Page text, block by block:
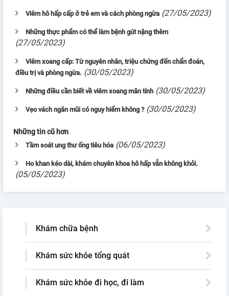
Viêm hô hấp cấp ở trẻ em và cách phòng ngừa (27/05/2023)
Những thực phẩm có thể làm bệnh gút nặng thêm
(27/05/2023)
Viêm xoang cấp: Từ nguyên nhân, triệu chứng đến chẩn đoán,
điều trị và phòng ngừa. (30/05/2023)
Những điều cần biết về viêm xoang mãn tính (30/05/2023)
Vẹo vách ngăn mũi có nguy hiểm không ? (30/05/2023)
Những tin cũ hơn
Tầm soát ung thư ống tiêu hóa (06/05/2023)
Ho khan kéo dài, khám chuyên khoa hô hấp vẫn không khỏi.
(05/05/2023)
Khám chữa bệnh
Khám sức khỏe tổng quát
Khám sức khỏe đi học, đi làm